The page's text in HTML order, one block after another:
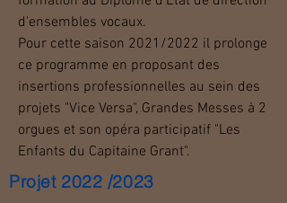
d'ensembles vocaux.
Pour cette saison 2021/2022 il prolonge
ce programme en proposant des
insertions professionnelles au sein des
projets "Vice Versa", Grandes Messes à 2
orgues et son opéra participatif "Les
Enfants du Capitaine Grant".
Projet 2022 /2023